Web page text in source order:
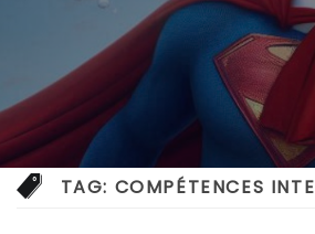
TAG: COMPÉTENCES